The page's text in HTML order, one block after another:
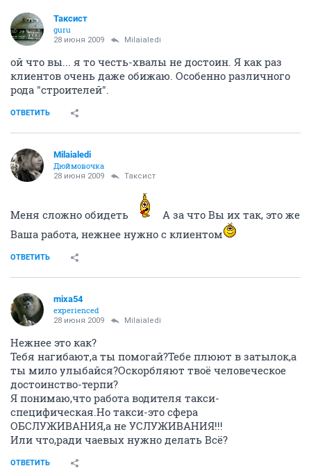
Таксист
guru
28 июня 2009 Milaialedi
ой что вы... я то честь-хвалы не достоин. Я как раз
клиентов очень даже обижаю. Особенно различного
рода "строителей".
ОТВЕТИТЬ
Milaialedi
Дюймовочка
28 июня 2009 Таксист
Меня сложно обидеть
А за что Вы их так, это же
Ваша работа, нежнее нужно с клиентом
ОТВЕТИТЬ
mixa54
experienced
28 июня 2009 Milaialedi
Нежнее это как?
Тебя нагибают,а ты помогай?Тебе плюют в затылок,а
ты мило улыбайся?Оскорбляют твоё человеческое
достоинство-терпи?
Я понимаю,что работа водителя такси-
специфическая.Но такси-это сфера
ОБСЛУЖИВАНИЯ,а не УСЛУЖИВАНИЯ!!!
Или что,ради чаевых нужно делать Всё?
ОТВЕТИТЬ